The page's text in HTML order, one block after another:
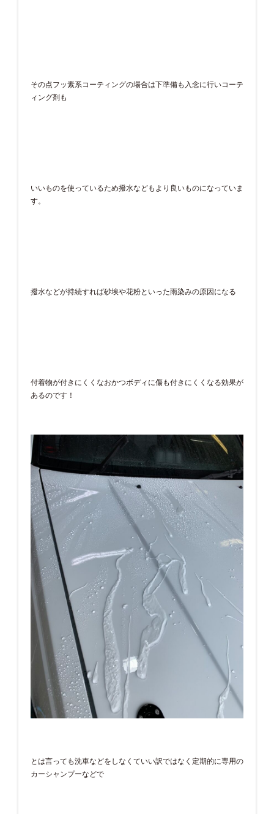
その点フッ素系コーティングの場合は下準備も入念に行いコーテ
ィング剤も
いいものを使っているため撥水などもより良いものになっていま
す。
撥水などが持続すれば砂埃や花粉といった雨染みの原因になる
付着物が付きにくくなおかつボディに傷も付きにくくなる効果が
あるのです！
とは言っても洗車などをしなくていい訳ではなく定期的に専用の
カーシャンプーなどで